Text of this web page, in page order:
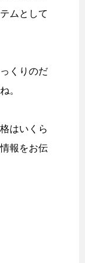
ムとして
くりのだ
。
はいくら
報をお伝